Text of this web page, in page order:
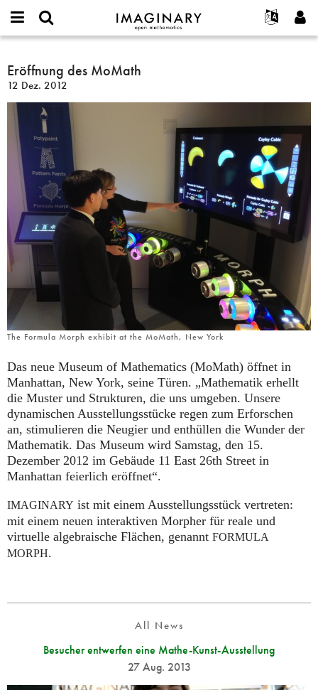
IMAGINARY
open
Français
Español
Programme
Ausstellungen
Mehr...
Projekte
or
username
*
Passwort
Neues Benutzerkonto erstellen
Neues Passwort anfordern
Suche
Eröffnung
des
MoMath
Eröffnung des MoMath
12 Dez. 2012
The Formula Morph exhibit at the MoMath, New York
Das neue Museum of Mathematics (MoMath) öffnet in
Manhattan, New York, seine Türen. „Mathematik erhellt
die Muster und Strukturen, die uns umgeben. Unsere
dynamischen Ausstellungsstücke regen zum Erforschen
an, stimulieren die Neugier und enthüllen die Wunder der
Mathematik. Das Museum wird Samstag, den 15.
Dezember 2012 im Gebäude 11 East 26th Street in
Manhattan feierlich eröffnet“.
IMAGINARY ist mit einem Ausstellungsstück vertreten:
mit einem neuen interaktiven Morpher für reale und
virtuelle algebraische Flächen, genannt FORMULA
MORPH.
All News
Besucher entwerfen eine Mathe-Kunst-Ausstellung
27 Aug. 2013